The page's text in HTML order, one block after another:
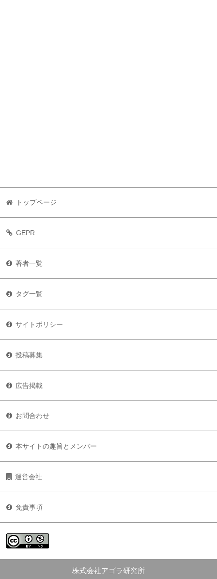
トップページ
GEPR
著者一覧
タグ一覧
サイトポリシー
投稿募集
広告掲載
お問合わせ
本サイトの趣旨とメンバー
運営会社
免責事項
株式会社アゴラ研究所